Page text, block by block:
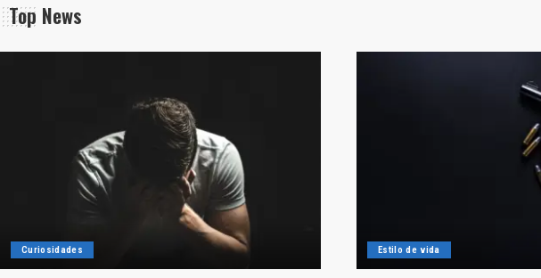
Top News
Curiosidades Estilo de vida